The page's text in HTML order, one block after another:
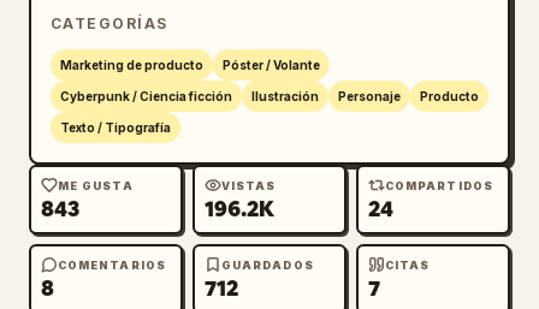
japonés enérgico. Alrededor del logotipo,
utiliza múltiples cuadros de texto inclinados
en amarillo y negro. En el extremo derecho,
añade un panel de titular vertical alto. En
la parte inferior, añade una barra de
navegación negra con iconos de funciones del
producto y etiquetas.
Contenido de texto: El titular japonés más
grande debe ser
CATEGORÍAS
Marketing de producto Póster / Volante
Cyberpunk / Ciencia ficción Ilustración Personaje Producto
Texto / Tipografía
ME GUSTA
843
VISTAS
196.2K
COMPARTIDOS
24
COMENTARIOS
8
GUARDADOS
712
CITAS
7